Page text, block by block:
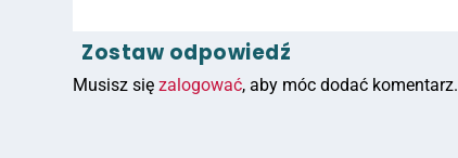
Zostaw odpowiedź
Musisz sięzalogować, aby móc dodać komentarz.